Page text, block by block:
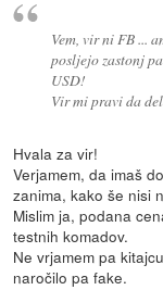
Vem, vir ni FB ...
posljejo zastonj
USD!
Vir mi pravi da
Hvala za vir!
Verjamem, da imaš
zanima, kako še nisi
Mislim ja, podana
testnih komadov.
Ne vrjamem pa
naročilo pa fake.